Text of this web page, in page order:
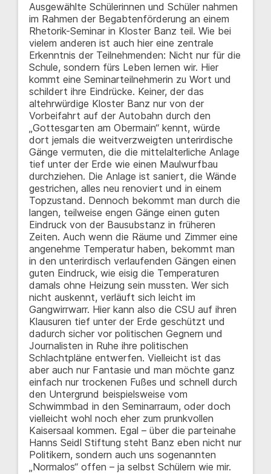
Ausgewählte Schülerinnen und Schüler nahmen
im Rahmen der Begabtenförderung an einem
Rhetorik-Seminar in Kloster Banz teil. Wie bei
vielem anderen ist auch hier eine zentrale
Erkenntnis der Teilnehmenden: Nicht nur für die
Schule, sondern fürs Leben lernen wir. Hier
kommt eine Seminarteilnehmerin zu Wort und
schildert ihre Eindrücke. Keiner, der das
altehrwürdige Kloster Banz nur von der
Vorbeifahrt auf der Autobahn durch den
„Gottesgarten am Obermain“ kennt, würde
dort jemals die weitverzweigten unterirdische
Gänge vermuten, die die mittelalterliche Anlage
tief unter der Erde wie einen Maulwurfbau
durchziehen. Die Anlage ist saniert, die Wände
gestrichen, alles neu renoviert und in einem
Topzustand. Dennoch bekommt man durch die
langen, teilweise engen Gänge einen guten
Eindruck von der Bausubstanz in früheren
Zeiten. Auch wenn die Räume und Zimmer eine
angenehme Temperatur haben, bekommt man
in den unterirdisch verlaufenden Gängen einen
guten Eindruck, wie eisig die Temperaturen
damals ohne Heizung sein mussten. Wer sich
nicht auskennt, verläuft sich leicht im
Gangwirrwarr. Hier kann also die CSU auf ihren
Klausuren tief unter der Erde geschützt und
dadurch sicher vor politischen Gegnern und
Journalisten in Ruhe ihre politischen
Schlachtpläne entwerfen. Vielleicht ist das
aber auch nur Fantasie und man möchte ganz
einfach nur trockenen Fußes und schnell durch
den Untergrund beispielsweise vom
Schwimmbad in den Seminarraum, oder doch
vielleicht wohl noch eher zum prunkvollen
Kaisersaal kommen. Egal – über die parteinahe
Hanns Seidl Stiftung steht Banz eben nicht nur
Politikern, sondern auch uns sogenannten
„Normalos“ offen – ja selbst Schülern wie mir.